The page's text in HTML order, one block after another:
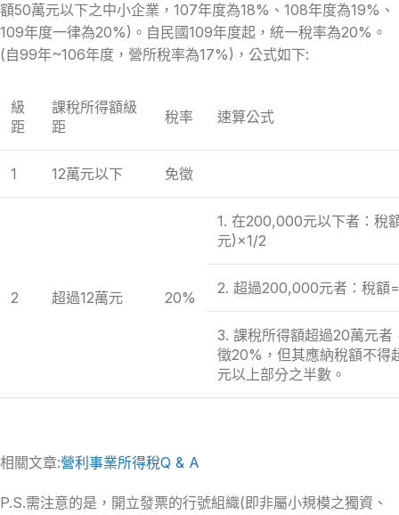
額50萬元以下之中小企業，107年度為18%、108年度為19%、
109年度一律為20%)。自民國109年度起，統一稅率為20%。
(自99年~106年度，營所稅率為17%)，公式如下:
級
距
課稅所得額級
距
稅率 速算公式
1 12萬元以下 免徵
2 超過12萬元 20%
1. 在200,000元以下者：稅
元)×1/2
2. 超過200,000元者：稅額
3. 課稅所得額超過20萬元者
徵20%，但其應納稅額不得
元以上部分之半數。
相關文章:營利事業所得稅Q & A
P.S.需注意的是，開立發票的行號組織(即非屬小規模之獨資、